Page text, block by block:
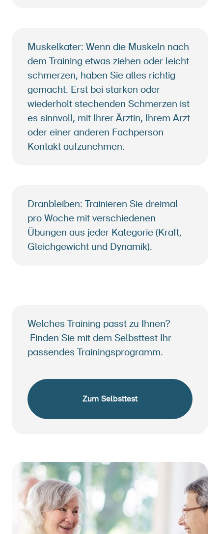
Muskelkater: Wenn die Muskeln nach
dem Training etwas ziehen oder leicht
schmerzen, haben Sie alles richtig
gemacht. Erst bei starken oder
wiederholt stechenden Schmerzen ist
es sinnvoll, mit Ihrer Ärztin, Ihrem Arzt
oder einer anderen Fachperson
Kontakt aufzunehmen.
Dranbleiben: Trainieren Sie dreimal
pro Woche mit verschiedenen
Übungen aus jeder Kategorie (Kraft,
Gleichgewicht und Dynamik).
Welches Training passt zu Ihnen?
Finden Sie mit dem Selbsttest Ihr
passendes Trainingsprogramm.
Zum Selbsttest